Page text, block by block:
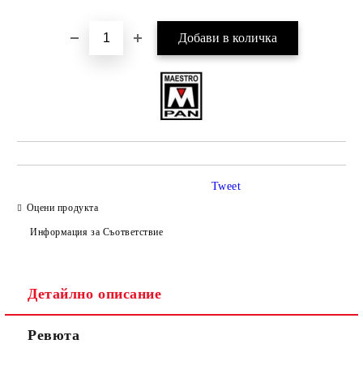
Оцени продукта
Информация за Съответствие
Tweet
Детайлно описание
Ревюта